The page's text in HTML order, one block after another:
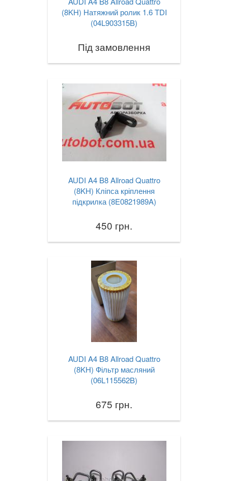
(8KH) Натяжний ролик 1.6 TDI
(04L903315B)
Під замовлення
AUDI A4 B8 Allroad Quattro
(8KH) Кліпса кріплення
підкрилка (8E0821989A)
450 грн.
AUDI A4 B8 Allroad Quattro
(8KH) Фільтр масляний
(06L115562B)
675 грн.